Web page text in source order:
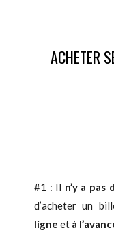
ACHETER
#1 : Il n’y a
d’acheter un
ligne et à